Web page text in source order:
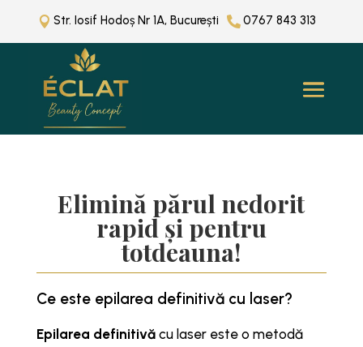
 Str. Iosif Hodoș Nr 1A, București 0767 843 313
Elimină părul nedorit
rapid și pentru
totdeauna!
Ce este epilarea definitivă cu laser?
Epilarea definitivăcu laser este o metodă